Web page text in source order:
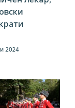
2024